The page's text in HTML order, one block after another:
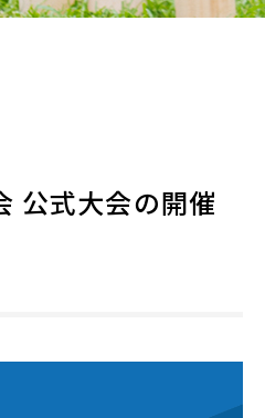
公式大会の開催